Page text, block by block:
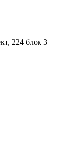
224 блок 3